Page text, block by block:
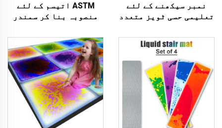
نمبر سیکھنے کے لئے
تعلیمی حسی ٹویز متعدد
اتیسم والے کے لئے
ASTM اتیسم کے لئے
منصوبہ بنا کر سمندر
تختے پر مشابہت رکھنے
والے طبیعی جیل کے
سمندری جوڑے اور
بالغین کے لئے چمکدار
جوڑے